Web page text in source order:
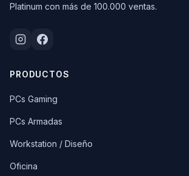
Platinum con más de 100.000 ventas.
PRODUCTOS
PCs Gaming
PCs Armadas
Workstation / Diseño
Oficina